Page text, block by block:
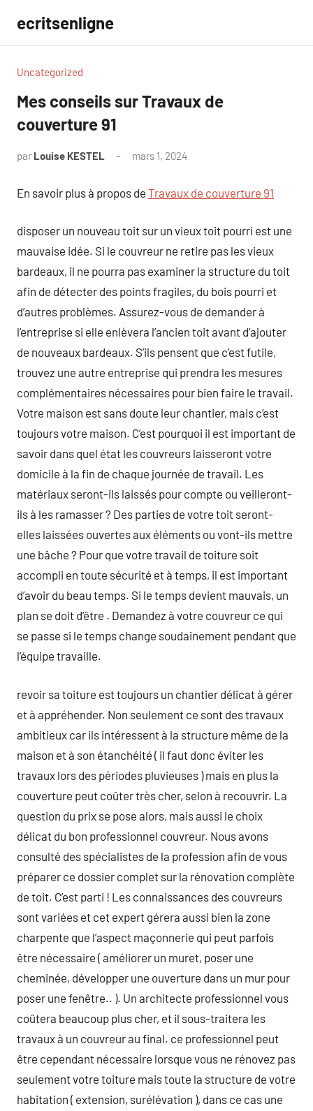
contenu
ecritsenligne
Uncategorized
Mes conseils sur Travaux de
couverture 91
par Louise KESTEL mars 1, 2024
En savoir plus à propos de Travaux de couverture 91
disposer un nouveau toit sur un vieux toit pourri est une
mauvaise idée. Si le couvreur ne retire pas les vieux
bardeaux, il ne pourra pas examiner la structure du toit
afin de détecter des points fragiles, du bois pourri et
d’autres problèmes. Assurez-vous de demander à
l’entreprise si elle enlèvera l’ancien toit avant d’ajouter
de nouveaux bardeaux. S’ils pensent que c’est futile,
trouvez une autre entreprise qui prendra les mesures
complémentaires nécessaires pour bien faire le travail.
Votre maison est sans doute leur chantier, mais c’est
toujours votre maison. C’est pourquoi il est important de
savoir dans quel état les couvreurs laisseront votre
domicile à la fin de chaque journée de travail. Les
matériaux seront-ils laissés pour compte ou veilleront-
ils à les ramasser ? Des parties de votre toit seront-
elles laissées ouvertes aux éléments ou vont-ils mettre
une bâche ? Pour que votre travail de toiture soit
accompli en toute sécurité et à temps, il est important
d’avoir du beau temps. Si le temps devient mauvais, un
plan se doit d’être . Demandez à votre couvreur ce qui
se passe si le temps change soudainement pendant que
l’équipe travaille.
revoir sa toiture est toujours un chantier délicat à gérer
et à appréhender. Non seulement ce sont des travaux
ambitieux car ils intéressent à la structure même de la
maison et à son étanchéité ( il faut donc éviter les
travaux lors des périodes pluvieuses ) mais en plus la
couverture peut coûter très cher, selon à recouvrir. La
question du prix se pose alors, mais aussi le choix
délicat du bon professionnel couvreur. Nous avons
consulté des spécialistes de la profession afin de vous
préparer ce dossier complet sur la rénovation complète
de toit. C’est parti ! Les connaissances des couvreurs
sont variées et cet expert gérera aussi bien la zone
charpente que l’aspect maçonnerie qui peut parfois
être nécessaire ( améliorer un muret, poser une
cheminée, développer une ouverture dans un mur pour
poser une fenêtre.. ). Un architecte professionnel vous
coûtera beaucoup plus cher, et il sous-traitera les
travaux à un couvreur au final. ce professionnel peut
être cependant nécessaire lorsque vous ne rénovez pas
seulement votre toiture mais toute la structure de votre
habitation ( extension, surélévation ), dans ce cas une